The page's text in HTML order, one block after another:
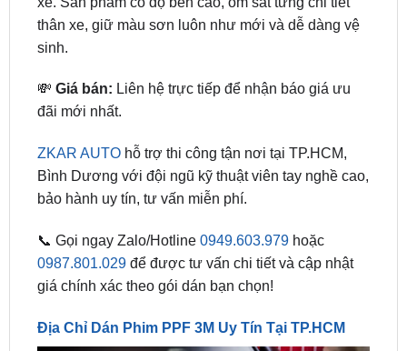
💸Giá bán:
ZKAR AUTO
bảo hành uy tín, tư vấn miễn phí.
📞 Gọi ngay Zalo/Hotline0949.603.979
giá chính xác theo gói dán bạn chọn!
Địa Chỉ Dán Phim PPF 3M Uy Tín Tại TP.HCM